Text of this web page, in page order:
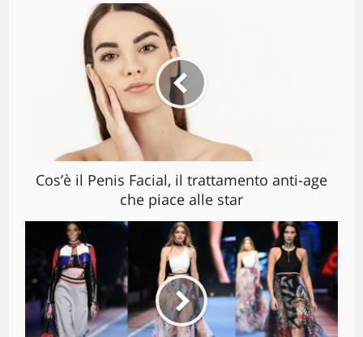
Cos’è il Penis Facial, il trattamento anti-age
che piace alle star